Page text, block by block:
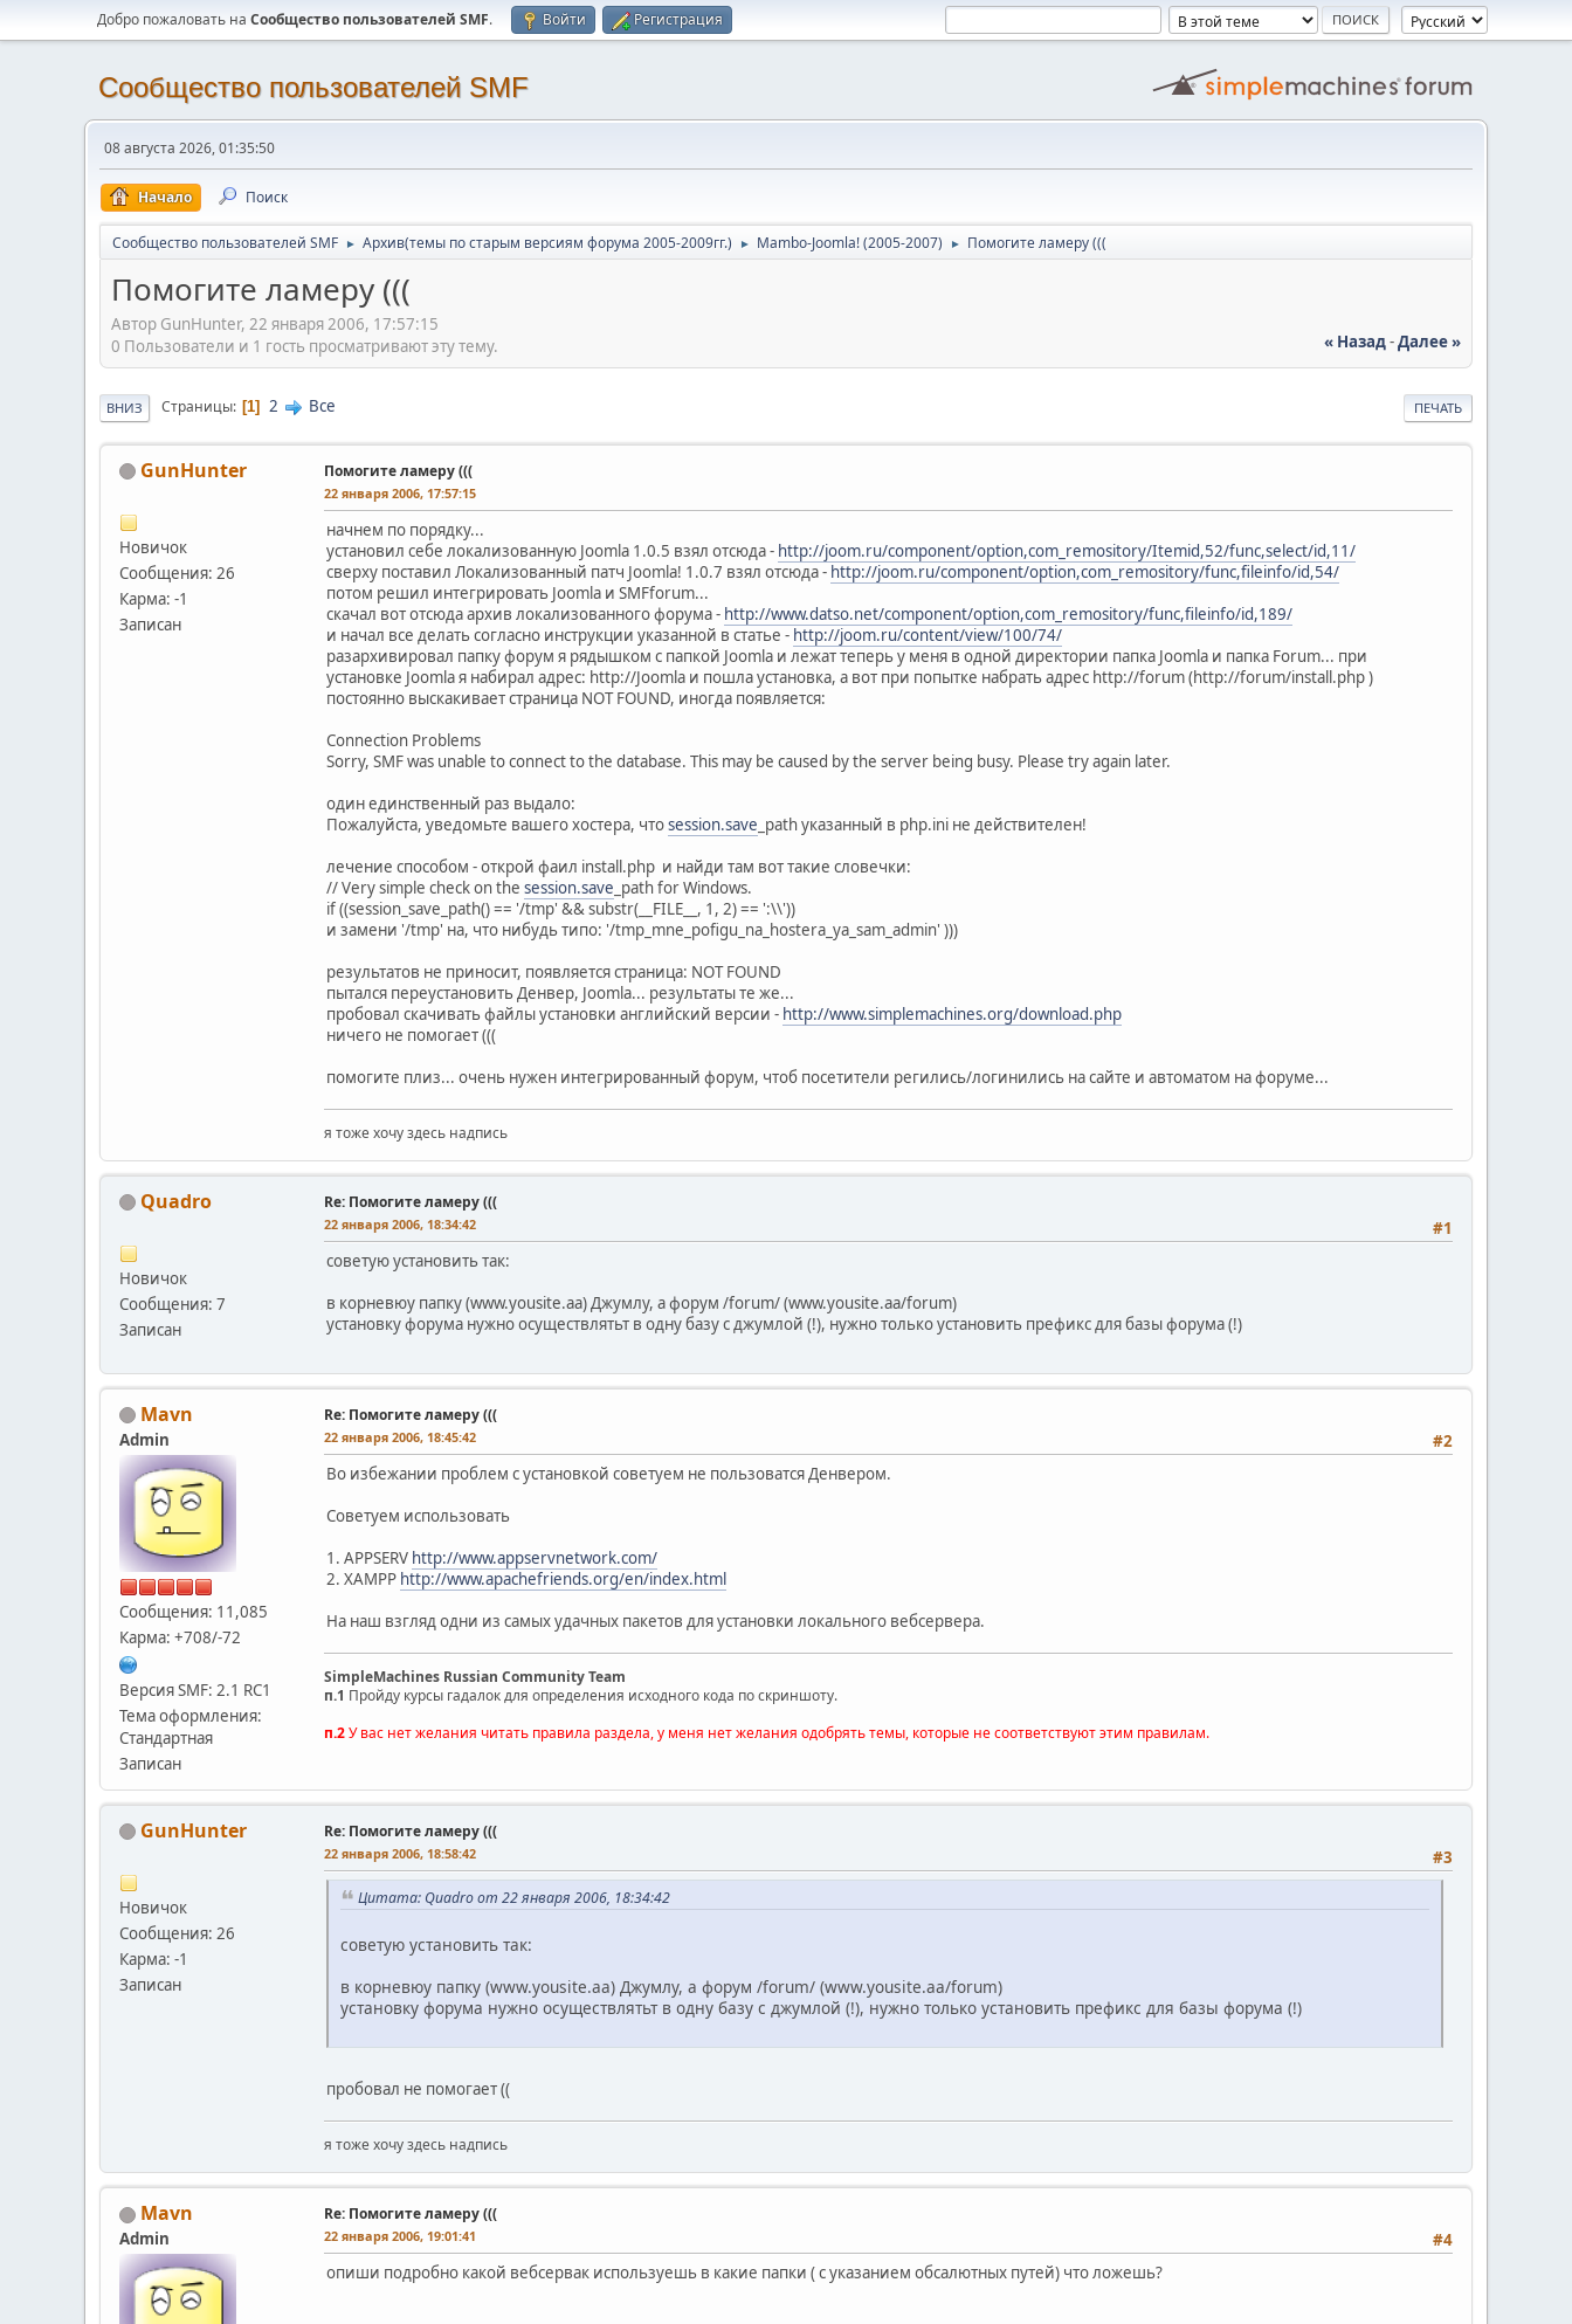
Добро пожаловать на Cообщество пользователей SMF. Войти Регистрация
Cообщество пользователей SMF
08 августа 2026, 01:35:50
Начало Поиск
Cообщество пользователей SMF ► Архив(темы по старым версиям форума 2005-2009гг.) ► Mambo-Joomla! (2005-2007) ► Помогите ламеру (((
Помогите ламеру (((
Автор GunHunter, 22 января 2006, 17:57:15
« Назад-Далее »
0 Пользователи и 1 гость просматривают эту тему.
ПЕЧАТЬ
ВНИЗ Страницы 1 2 Все
GunHunter
Новичок
Сообщения: 26
Карма: -1
Записан
Помогите ламеру (((
22 января 2006, 17:57:15
начнем по порядку...
установил себе локализованную Joomla 1.0.5 взял отсюда - http://joom.ru/component/option,com_remository/Itemid,52/func,select/id,11/
сверху поставил Локализованный патч Joomla! 1.0.7 взял отсюда - http://joom.ru/component/option,com_remository/func,fileinfo/id,54/
потом решил интегрировать Joomla и SMFforum...
скачал вот отсюда архив локализованного форума - http://www.datso.net/component/option,com_remository/func,fileinfo/id,189/
и начал все делать согласно инструкции указанной в статье - http://joom.ru/content/view/100/74/
разархивировал папку форум я рядышком с папкой Joomla и лежат теперь у меня в одной директории папка Joomla и папка Forum... при
установке Joomla я набирал адрес: http://Joomla и пошла установка, а вот при попытке набрать адрес http://forum (http://forum/install.php )
постоянно выскакивает страница NOT FOUND, иногда появляется:
Connection Problems
Sorry, SMF was unable to connect to the database. This may be caused by the server being busy. Please try again later.
один единственный раз выдало:
Пожалуйста, уведомьте вашего хостера, чтоsession.save _path указанный в php.ini не действителен!
лечение способом - открой фаил install.php и найди там вот такие словечки:
// Very simple check on the session.save _path for Windows.
if ((session_save_path() == '/tmp' && substr(__FILE__, 1, 2) == ':\\'))
и замени '/tmp' на, что нибудь типо: '/tmp_mne_pofigu_na_hostera_ya_sam_admin' )))
результатов не приносит, появляется страница: NOT FOUND
пытался переустановить Денвер, Joomla... результаты те же...
пробовал скачивать файлы установки английский версии - http://www.simplemachines.org/download.php
ничего не помогает (((
помогите плиз... очень нужен интегрированный форум, чтоб посетители регились/логинились на сайте и автоматом на форуме...
я тоже хочу здесь надпись
Quadro
Новичок
Сообщения: 7
Записан
Re: Помогите ламеру (((
#1
22 января 2006, 18:34:42
советую установить так:
в корневюу папку (www.yousite.aa) Джумлу, а форум /forum/ (www.yousite.aa/forum)
установку форума нужно осуществлятьт в одну базу с джумлой (!), нужно только установить префикс для базы форума (!)
Mavn
Admin
Сообщения: 11,085
Карма: +708/-72
Версия SMF: 2.1 RC1
Тема оформления:
Стандартная
Записан
Re: Помогите ламеру (((
#2
22 января 2006, 18:45:42
Во избежании проблем с установкой советуем не пользоватся Денвером.
Советуем использовать
1. APPSERV http://www.appservnetwork.com/
2. XAMPP http://www.apachefriends.org/en/index.html
На наш взгляд одни из самых удачных пакетов для установки локального вебсервера.
SimpleMachines Russian Community Team
п.1 Пройду курсы гадалок для определения исходного кода по скриншоту.
п.2У вас нет желания читать правила раздела, у меня нет желания одобрять темы, которые не соответствуют этим правилам.
GunHunter
Новичок
Сообщения: 26
Карма: -1
Записан
Re: Помогите ламеру (((
#3
22 января 2006, 18:58:42
Цитата: Quadro от 22 января 2006, 18:34:42
советую установить так:
в корневюу папку (www.yousite.aa) Джумлу, а форум /forum/ (www.yousite.aa/forum)
установку форума нужно осуществлятьт в одну базу с джумлой (!), нужно только установить префикс для базы форума (!)
пробовал не помогает ((
я тоже хочу здесь надпись
Mavn
Admin
Re: Помогите ламеру (((
#4
22 января 2006, 19:01:41
опиши подробно какой вебсервак используешь в какие папки ( с указанием обсалютных путей) что ложешь?